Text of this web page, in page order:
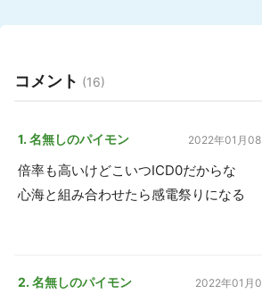
コメント (16)
1. 名無しのパイモン 2022年01月
倍率も高いけどこいつICD0だからな
心海と組み合わせたら感電祭りになる
2. 名無しのパイモン 2022年01月